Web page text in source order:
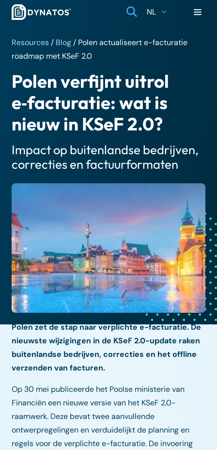
NL
Resources / Blog / Polen actualiseert e-facturatie
roadmap met KSeF 2.0
Polen verfijnt uitrol
e‑facturatie: wat is
nieuw in KSeF 2.0?
Impact op buitenlandse bedrijven,
correcties en factuurformaten
Polen zet de stap naar verplichte e-facturatie. De
nieuwste wijzigingen in de KSeF 2.0-update raken
buitenlandse bedrijven, correcties en het offline
verzenden van facturen.
Op 30 mei publiceerde het Poolse ministerie van
Financiën een nieuwe versie van het KSeF 2.0-
raamwerk. Deze bevat twee aanvullende
ontwerpregelingen en verduidelijkt de planning en
regels voor de verplichte e-facturatie. De invoering